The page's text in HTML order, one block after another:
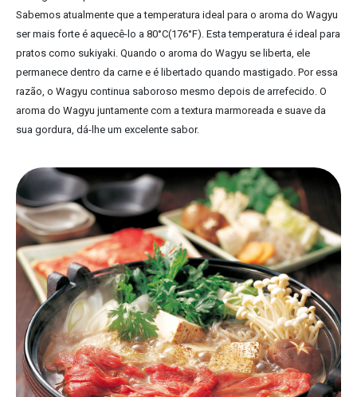
Sabemos atualmente que a temperatura ideal para o aroma do Wagyu
ser mais forte é aquecê-lo a 80°C(176°F). Esta temperatura é ideal para
pratos como sukiyaki. Quando o aroma do Wagyu se liberta, ele
permanece dentro da carne e é libertado quando mastigado. Por essa
razão, o Wagyu continua saboroso mesmo depois de arrefecido. O
aroma do Wagyu juntamente com a textura marmoreada e suave da
sua gordura, dá-lhe um excelente sabor.